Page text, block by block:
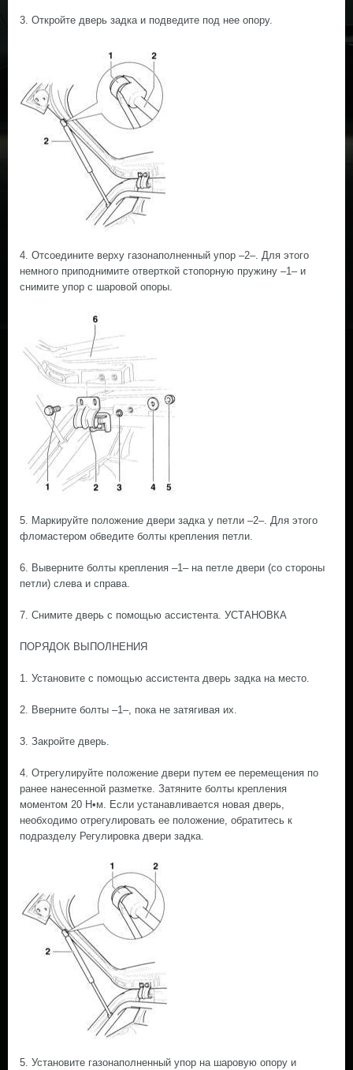
3. Откройте дверь задка и подведите под нее опору.
4. Отсоедините верху газонаполненный упор –2–. Для этого
немного приподнимите отверткой стопорную пружину –1– и
снимите упор с шаровой опоры.
5. Маркируйте положение двери задка у петли –2–. Для этого
фломастером обведите болты крепления петли.
6. Выверните болты крепления –1– на петле двери (со стороны
петли) слева и справа.
7. Снимите дверь с помощью ассистента. УСТАНОВКА
ПОРЯДОК ВЫПОЛНЕНИЯ
1. Установите с помощью ассистента дверь задка на место.
2. Вверните болты –1–, пока не затягивая их.
3. Закройте дверь.
4. Отрегулируйте положение двери путем ее перемещения по
ранее нанесенной разметке. Затяните болты крепления
моментом 20 Н•м. Если устанавливается новая дверь,
необходимо отрегулировать ее положение, обратитесь к
подразделу Регулировка двери задка.
5. Установите газонаполненный упор на шаровую опору и